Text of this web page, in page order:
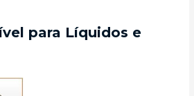
para Líquidos e